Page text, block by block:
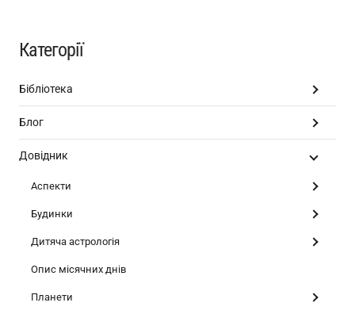
Категорії
Бібліотека
Блог
Довідник
Аспекти
Будинки
Дитяча астрологія
Опис місячних днів
Планети